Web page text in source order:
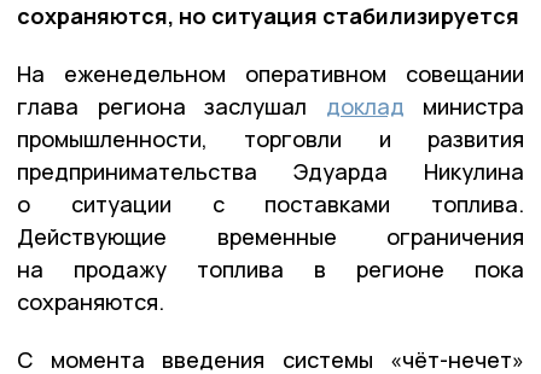
сохраняются, но ситуация стабилизируется
На еженедельном оперативном совещании
глава региона заслушал доклад министра
промышленности, торговли и развития
предпринимательства Эдуарда Никулина
о ситуации с поставками топлива.
Действующие временные ограничения
на продажу топлива в регионе пока
сохраняются.
С момента введения системы «чёт-нечет»